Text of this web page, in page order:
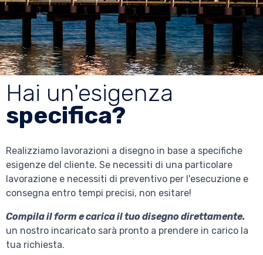
Hai un'esigenza
specifica?
Realizziamo lavorazioni a disegno in base a specifiche
esigenze del cliente. Se necessiti di una particolare
lavorazione e necessiti di preventivo per l'esecuzione e
consegna entro tempi precisi, non esitare!
Compila il form e carica il tuo disegno direttamente.
un nostro incaricato sarà pronto a prendere in carico la
tua richiesta.